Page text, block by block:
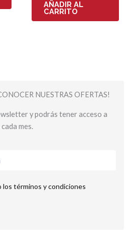
AÑADIR AL
CARRITO
NUESTRAS OFERTAS!
y podrás tener acceso a
mes.
los términos y condiciones